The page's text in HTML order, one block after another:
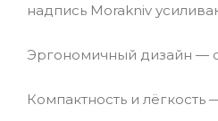
надпись Morakniv
Эргономичный дизайн —
Компактность и лёгкость